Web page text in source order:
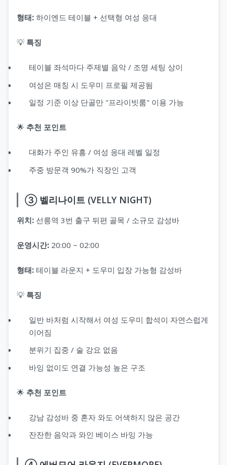
형태: 하이엔드 테이블 + 선택형 여성 응대
💡 특징
테이블 좌석마다 주제별 음악 / 조명 세팅 상이
여성은 매칭 시 도우미 프로필 제공됨
일정 기준 이상 단골만 "프라이빗룸" 이용 가능
🌟 추천 포인트
대화가 주인 유흥 / 여성 응대 레벨 일정
주중 방문객 90%가 직장인 고객
③ 벨리나이트 (VELLY NIGHT)
위치: 선릉역 3번 출구 뒤편 골목 / 소규모 감성바
운영시간: 20:00 ~ 02:00
형태: 테이블 라운지 + 도우미 입장 가능형 감성바
💡 특징
일반 바처럼 시작해서 여성 도우미 합석이 자연스럽게
이어짐
분위기 집중 / 술 강요 없음
바잉 없이도 연결 가능성 높은 구조
🌟 추천 포인트
강남 감성바 중 혼자 와도 어색하지 않은 공간
잔잔한 음악과 와인 베이스 바잉 가능